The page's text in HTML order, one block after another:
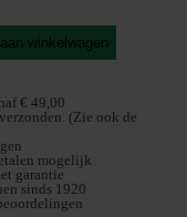
winkelwagen
€ 49,00
(Zie ook de
mogelijk
garantie
sinds 1920